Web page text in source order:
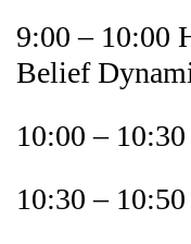
9:00 – 10:00
Belief
10:00 –
10:30 –